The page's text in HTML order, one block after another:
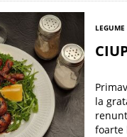
LEGUME
la
foarte